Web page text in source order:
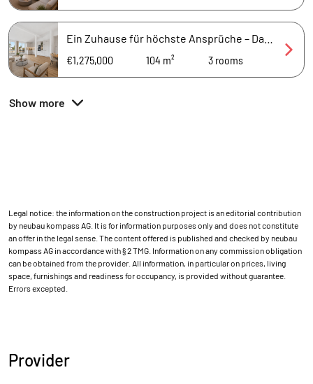
€1,275,000
104 m² 3 rooms
Show more
Legal notice: the information on the construction project is an editorial contribution
by neubau kompass AG. It is for information purposes only and does not constitute
an offer in the legal sense. The content offered is published and checked by neubau
kompass AG in accordance with § 2 TMG. Information on any commission obligation
can be obtained from the provider. All information, in particular on prices, living
space, furnishings and readiness for occupancy, is provided without guarantee.
Errors excepted.
Provider